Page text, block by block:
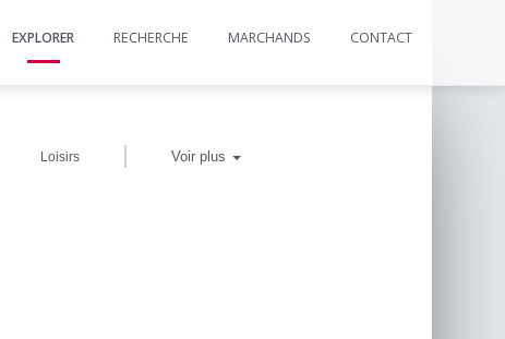
EXPLORER RECHERCHE MARCHANDS CONTACT
Loisirs | Voir plus